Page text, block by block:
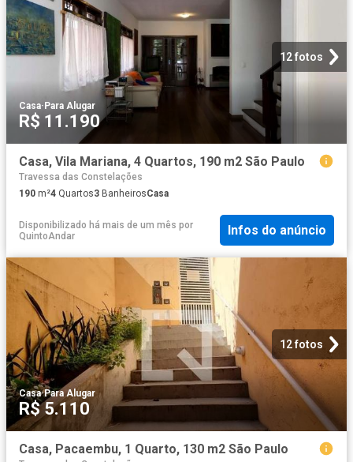
12 fotos
Casa· Para Alugar
R$ 11.190
Casa, Vila Mariana, 4 Quartos, 190 m2 São Paulo
Travessa das Constelações
190 m²4 Quartos3 BanheirosCasa
Disponibilizado há mais de um mês por
QuintoAndar
Infos do anúncio
12 fotos
Casa·Para Alugar
R$ 5.110
Casa, Pacaembu, 1 Quarto, 130 m2 São Paulo